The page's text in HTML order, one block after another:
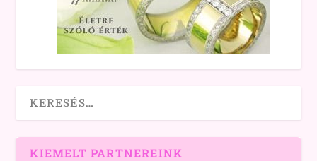
KIEMELT PARTNEREINK